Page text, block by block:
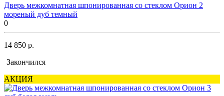
Дверь межкомнатная шпонированная со стеклом Орион 2
мореный дуб темный
0
14 850 р.
Закончился
АКЦИЯ